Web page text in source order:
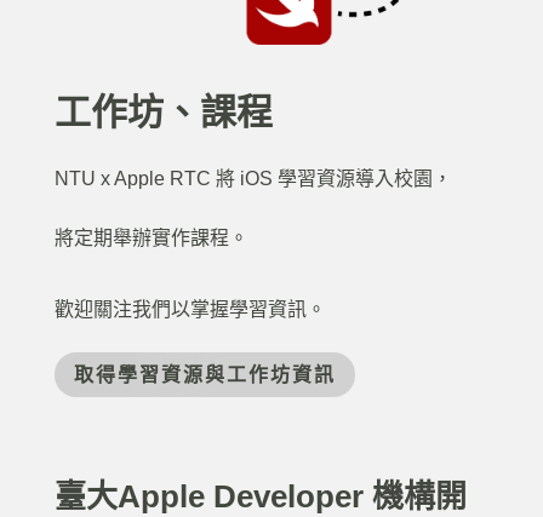
工作坊、課程
NTU x Apple RTC 將 iOS 學習資源導入校園，
將定期舉辦實作課程。
歡迎關注我們以掌握學習資訊。
取得學習資源與工作坊資訊
臺大Apple Developer 機構開